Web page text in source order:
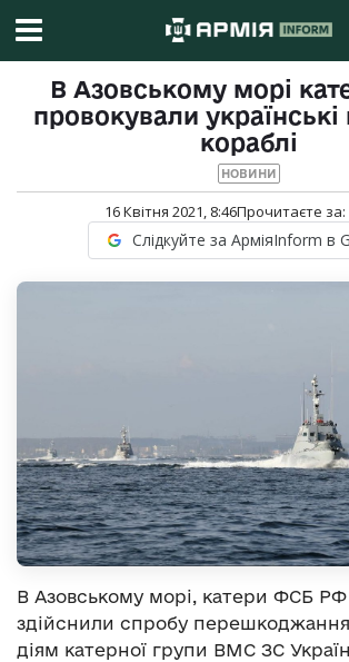
В Азовському морі
провокували українські
кораблі
НОВИНИ
16 Квітня 2021, 8:46Прочитаєте за:
Слідкуйте за АрміяInform в
В Азовському морі, катери ФСБ РФ
здійснили спробу
діям катерної групи ВМС ЗС